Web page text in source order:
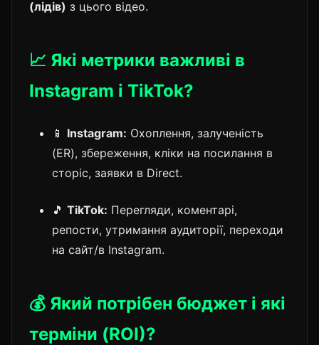
(лідів) з цього відео.
📈 Які метрики важливі в
Instagram і TikTok?
📱 Instagram: Охоплення, залученість
(ER), збереження, кліки на посилання в
сторіс, заявки в Direct.
🎵 TikTok: Перегляди, коментарі,
репости, утримання аудиторії, переходи
на сайт/в Instagram.
💰 Який потрібен бюджет і які
терміни (ROI)?